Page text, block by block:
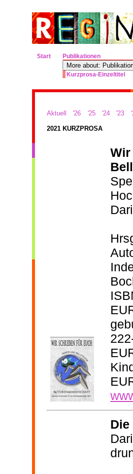
Start Publikationen
More about:
Kurzprosa-Einzeltitel
Aktuell '26 '25 '24 '23
2021 KURZPROSA
Wir